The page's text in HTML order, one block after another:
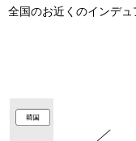
全国のお近くのインデュ